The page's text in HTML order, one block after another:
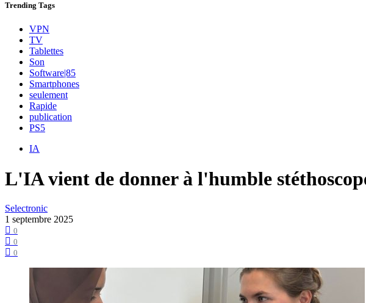
Trending Tags
VPN
TV
Tablettes
Son
Software|85
Smartphones
seulement
Rapide
publication
PS5
IA
L'IA vient de donner à l'humble
Selectronic
1 septembre 2025
0
0
0